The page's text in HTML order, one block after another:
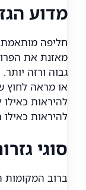
מדוע
חליפה מותאמת
מאזנת את
גבוה ורזה
או מראה לחוץ
להיראות
להיראות
סוגי
ברוב המקומות